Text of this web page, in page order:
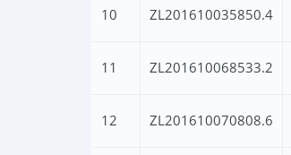
10 ZL201610035850.4
11 ZL201610068533.2
12 ZL201610070808.6